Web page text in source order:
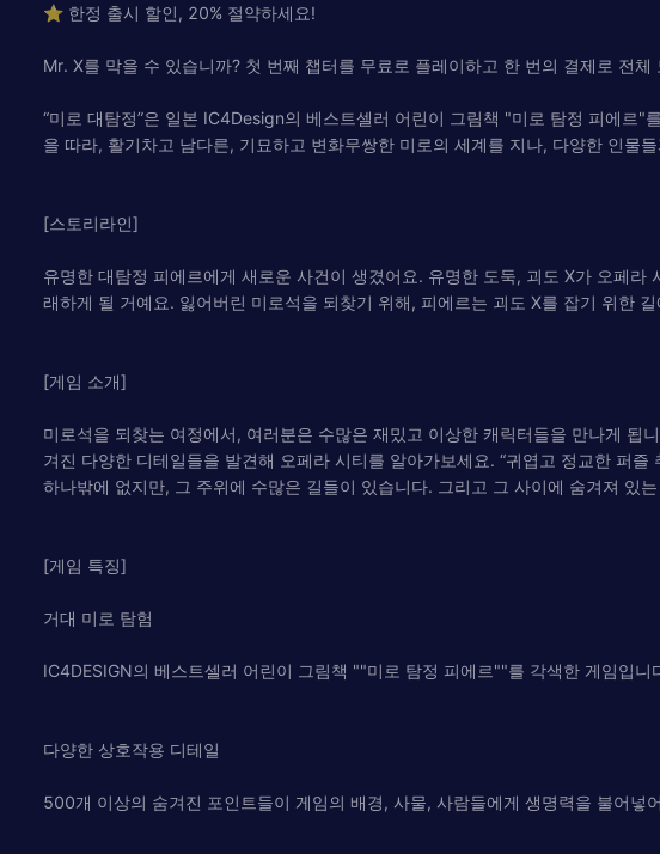
⭐ 한정 출시 할인, 20% 절약하세요!
Mr. X를 막을 수 있습니까? 첫 번째 챕터를 무료로 플레이하고 한 번의 결제로 전
“미로 대탐정”은 일본 IC4Design의 베스트셀러 어린이 그림책 "미로 탐정 피에르
을 따라, 활기차고 남다른, 기묘하고 변화무쌍한 미로의 세계를 지나, 다양한 인물
[스토리라인]
유명한 대탐정 피에르에게 새로운 사건이 생겼어요. 유명한 도둑, 괴도 X가 오페
래하게 될 거예요. 잃어버린 미로석을 되찾기 위해, 피에르는 괴도 X를 잡기 위한
[게임 소개]
미로석을 되찾는 여정에서, 여러분은 수많은 재밌고 이상한 캐릭터들을 만나게
겨진 다양한 디테일들을 발견해 오페라 시티를 알아가보세요. “귀엽고 정교한 퍼
하나밖에 없지만, 그 주위에 수많은 길들이 있습니다. 그리고 그 사이에 숨겨져 있
[게임 특징]
거대 미로 탐험
IC4DESIGN의 베스트셀러 어린이 그림책 ""미로 탐정 피에르""를 각색한 게임입
다양한 상호작용 디테일
500개 이상의 숨겨진 포인트들이 게임의 배경, 사물, 사람들에게 생명력을 불어넣